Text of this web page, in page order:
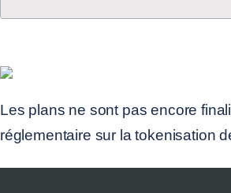
Les plans ne sont pas encore
réglementaire sur la tokenisation